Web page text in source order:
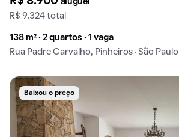
aluguel
R$ 9.324 total
138 m² · 2 quartos · 1 vaga
Rua Padre Carvalho, Pinheiros · São Paulo
Baixou o preço